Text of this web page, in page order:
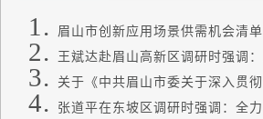
眉山市创新应用场景供需机会清单
王斌达赴眉山高新区调研时强调
关于《中共眉山市委关于深入贯
张道平在东坡区调研时强调：全